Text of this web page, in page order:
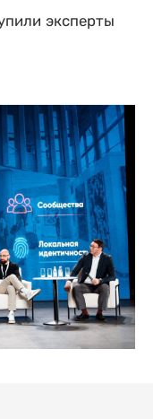
эксперты